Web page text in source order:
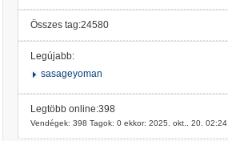
Összes tag:24580
Legújabb:
sasageyoman
Legtöbb online:398
Vendégek: 398 Tagok: 0 ekkor: 2025. okt.. 20. 02:24